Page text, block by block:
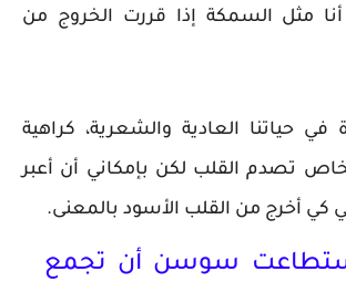
مثل السمكة إذا قررت الخروج من
في حياتنا العادية والشعرية، كراهية
تصدم القلب لكن بإمكاني أن أعبر
أخرج من القلب الأسود بالمعنى.
سوسن أن تجمع